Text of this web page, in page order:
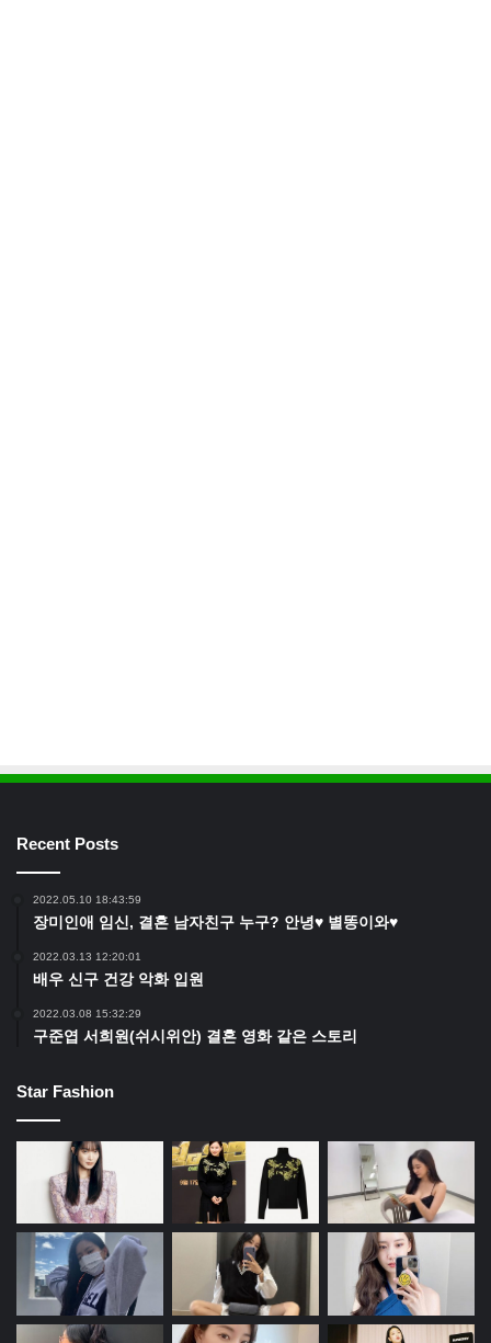
Recent Posts
2022.05.10 18:43:59
장미인애 임신, 결혼 남자친구 누구? 안녕♥ 별똥이와♥
2022.03.13 12:20:01
배우 신구 건강 악화 입원
2022.03.08 15:32:29
구준엽 서희원(쉬시위안) 결혼 영화 같은 스토리
Star Fashion